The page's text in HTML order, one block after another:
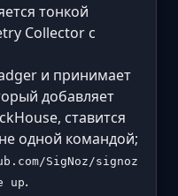
тонкой
Collector с
и принимает
добавляет
ставится
одной командой;
SigNoz/signoz
up.